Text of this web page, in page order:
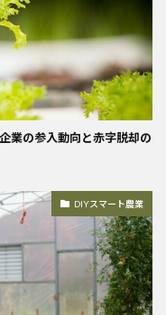
業の参入動向と赤字脱却の
DIYスマート農業